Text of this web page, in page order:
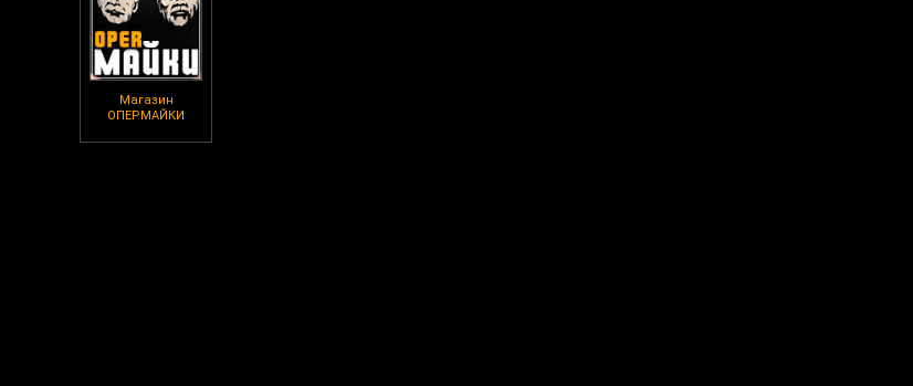
Магазин
ОПЕРМАЙКИ